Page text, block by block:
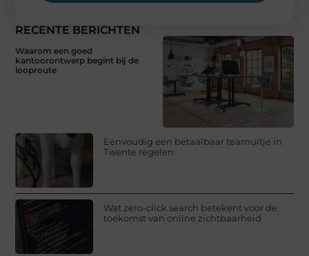
RECENTE BERICHTEN
Waarom een goed
kantoorontwerp begint bij de
looproute
Eenvoudig een betaalbaar teamuitje in
Twente regelen
Wat zero-click search betekent voor de
toekomst van online zichtbaarheid